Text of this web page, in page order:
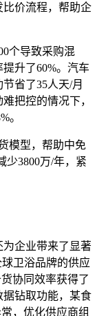
价流程，帮助企
个导致采购混
升了60%。汽车
省了35人天/月
把控的情况下，
。
模型，帮助中免
少3800万/年，紧
企业带来了显著
卫浴品牌的供应
协同效率获得了
钻取功能，某食
，优化供应商组